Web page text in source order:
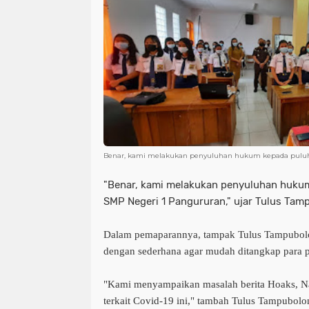
Benar, kami melakukan penyuluhan hukum kepada
"Benar, kami melakukan penyuluhan
SMP Negeri 1 Pangururan," ujar Tulus
Dalam pemaparannya, tampak Tulus
dengan sederhana agar mudah ditangkap para
"Kami menyampaikan masalah berita Hoaks,
terkait Covid-19 ini," tambah Tulus